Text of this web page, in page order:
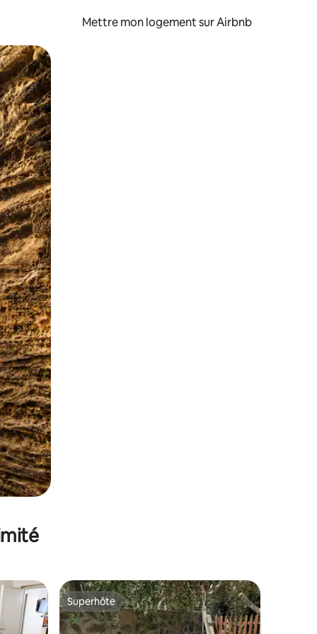
Mettre mon logement sur Airbnb
glisser.
Superhôte
Superhôte